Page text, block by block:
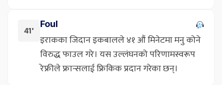
41'
Foul
इराकका जिदान इकबालले ४१ औं मिनेटमा मनु कोने
विरुद्ध फाउल गरे। यस उल्लंघनको परिणामस्वरूप
रेफ्रीले फ्रान्सलाई फ्रिकिक प्रदान गरेका छन्।